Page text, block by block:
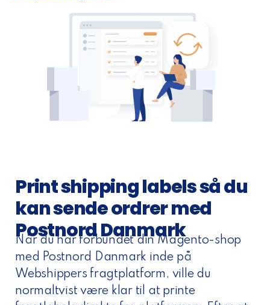
Print shipping labels så du
kan sende ordrer med
Postnord Danmark
Når du har forbundet din Magento-shop
med Postnord Danmark inde på
Webshippers fragtplatform, ville du
normaltvist være klar til at printe